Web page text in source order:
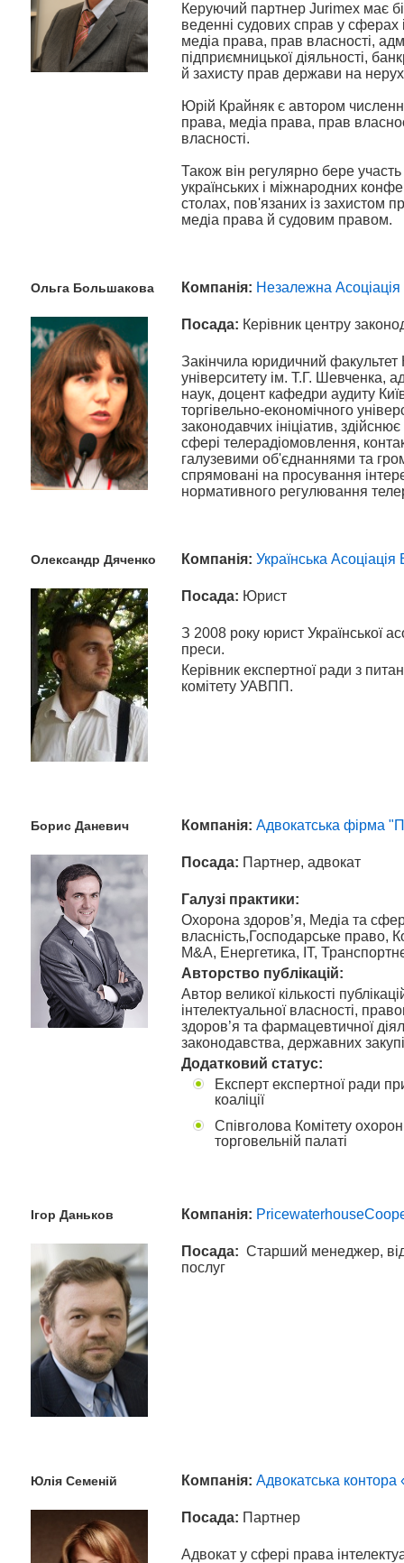
Керуючий партнер Jurimex має
веденні судових справ у сферах
медіа права, прав власності,
підприємницької діяльності,
й захисту прав держави на
Юрій Крайняк є автором
права, медіа права, прав
власності.
Також він регулярно бере участь
українських і міжнародних
столах, пов'язаних із захистом
медіа права й судовим правом.
Ольга Большакова Компанія: Незалежна
Посада: Керівник центру
Закінчила юридичний факультет
університету ім. Т.Г. Шевченка,
наук, доцент кафедри аудиту
торгівельно-економічного
законодавчих ініціатив,
сфері телерадіомовлення,
галузевими об'єднаннями та
спрямовані на просування
нормативного регулювання
Олександр Дяченко Компанія: Українська
Посада: Юрист
З 2008 року юрист Української
преси.
Керівник експертної ради з
комітету УАВПП.
Борис Даневич Компанія: Адвокатська фірма
Посада: Партнер, адвокат
Галузі практики:
Охорона здоров’я, Медіа та
власність,Господарське право,
M&A, Енергетика, ІТ,
Авторство публікацій:
Автор великої кількості
інтелектуальної власності,
здоров’я та фармацевтичної
законодавства, державних
Додатковий статус:
Експерт експертної ради
коаліції
Співголова Комітету
торговельній палаті
Ігор Даньков Компанія:
Посада: Старший менеджер,
послуг
Юлія Семеній Компанія: Адвокатська контора
Посада: Партнер
Адвокат у сфері права